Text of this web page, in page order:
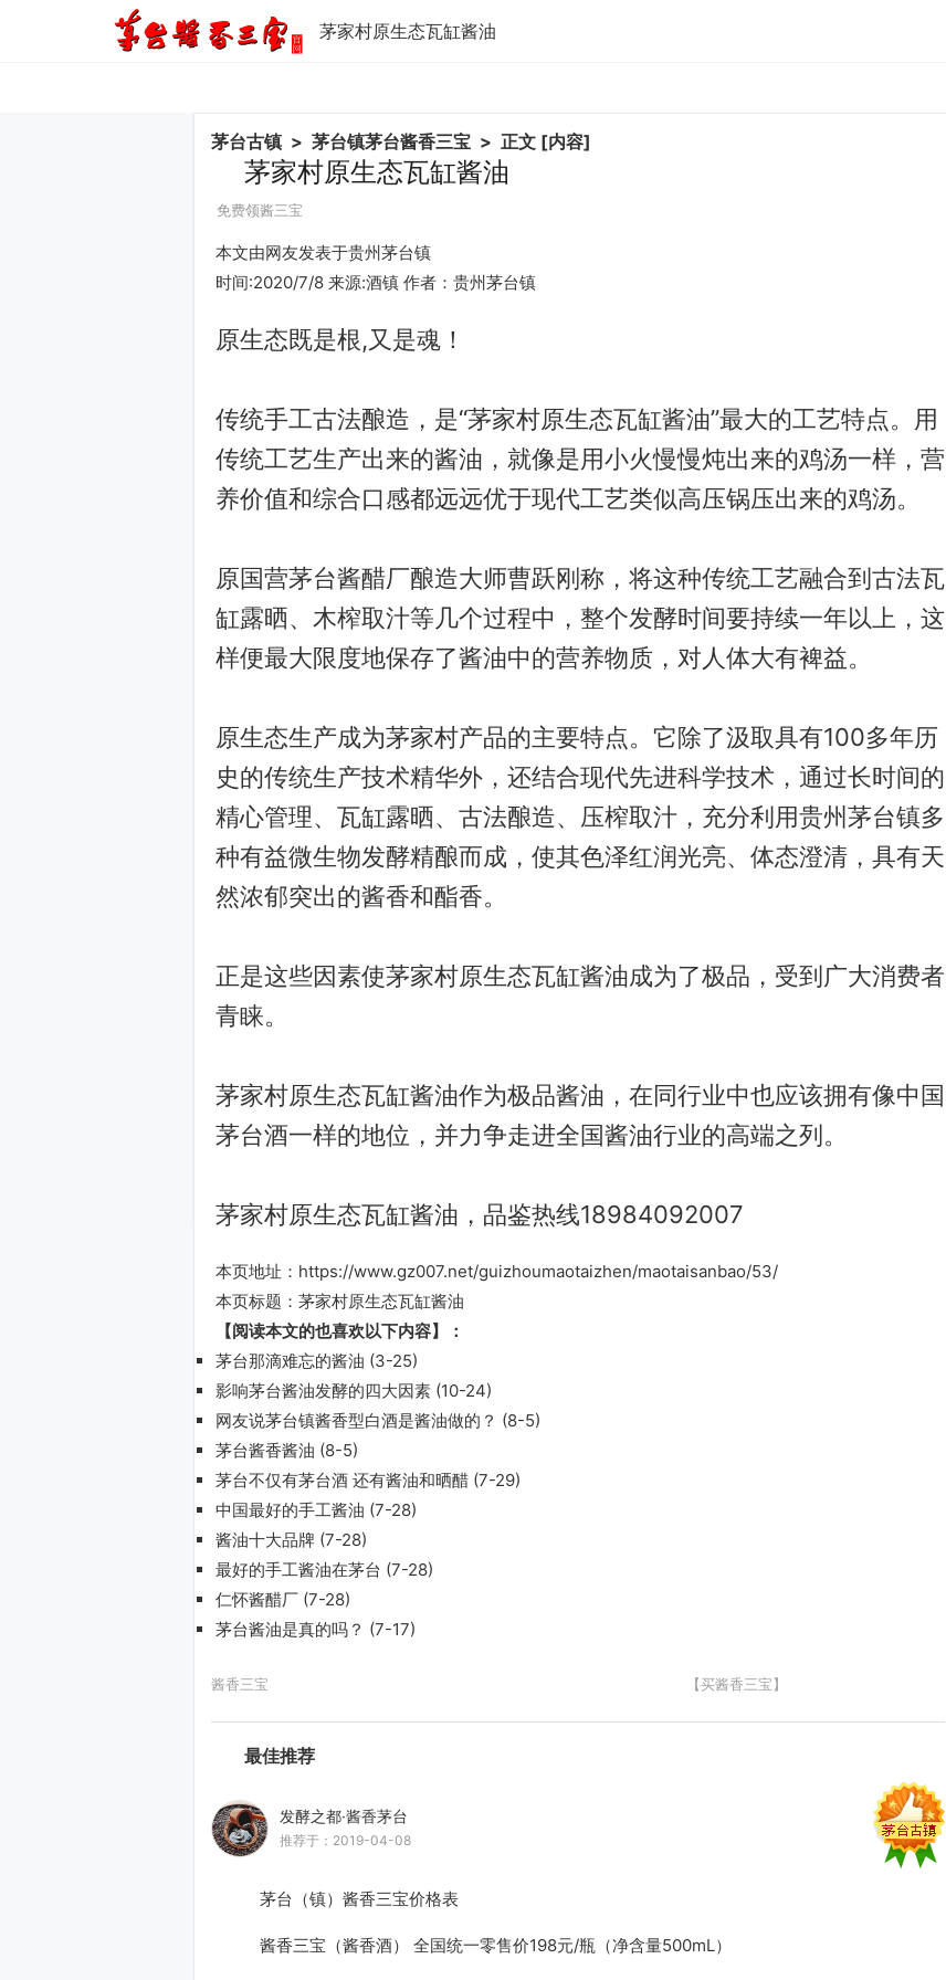
茅家村原生态瓦缸酱油
茅台古镇> 茅台镇茅台酱香三宝> 正文 [内容]
茅家村原生态瓦缸酱油
免费领酱三宝
本文由网友发表于贵州茅台镇
时间:2020/7/8 来源:酒镇 作者：贵州茅台镇
原生态既是根,又是魂！
传统手工古法酿造，是“茅家村原生态瓦缸酱油”最大的工艺特点。用
传统工艺生产出来的酱油，就像是用小火慢慢炖出来的鸡汤一样，营
养价值和综合口感都远远优于现代工艺类似高压锅压出来的鸡汤。
原国营茅台酱醋厂酿造大师曹跃刚称，将这种传统工艺融合到古法瓦
缸露晒、木榨取汁等几个过程中，整个发酵时间要持续一年以上，这
样便最大限度地保存了酱油中的营养物质，对人体大有裨益。
原生态生产成为茅家村产品的主要特点。它除了汲取具有100多年历
史的传统生产技术精华外，还结合现代先进科学技术，通过长时间的
精心管理、瓦缸露晒、古法酿造、压榨取汁，充分利用贵州茅台镇多
种有益微生物发酵精酿而成，使其色泽红润光亮、体态澄清，具有天
然浓郁突出的酱香和酯香。
正是这些因素使茅家村原生态瓦缸酱油成为了极品，受到广大消费者
青睐。
茅家村原生态瓦缸酱油作为极品酱油，在同行业中也应该拥有像中国
茅台酒一样的地位，并力争走进全国酱油行业的高端之列。
茅家村原生态瓦缸酱油，品鉴热线18984092007
本页地址： https://www.gz007.net/guizhoumaotaizhen/maotaisanbao/53/
本页标题： 茅家村原生态瓦缸酱油
【阅读本文的也喜欢以下内容】：
茅台那滴难忘的酱油 (3-25)
影响茅台酱油发酵的四大因素(10-24)
网友说茅台镇酱香型白酒是酱油做的？ (8-5)
茅台酱香酱油 (8-5)
茅台不仅有茅台酒 还有酱油和晒醋(7-29)
中国最好的手工酱油 (7-28)
酱油十大品牌(7-28)
最好的手工酱油在茅台 (7-28)
仁怀酱醋厂(7-28)
茅台酱油是真的吗？ (7-17)
酱香三宝 【买酱香三宝】
最佳推荐
发酵之都·酱香茅台
推荐于：2019-04-08
茅台（镇）酱香三宝价格表
酱香三宝（酱香酒） 全国统一零售价198元/瓶（净含量500mL）